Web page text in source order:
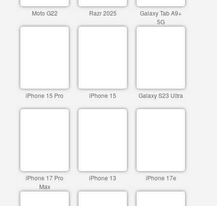
Moto G22 Razr 2025
Galaxy Tab A9+
5G
iPhone 15 Pro iPhone 15 Galaxy S23 Ultra
iPhone 17 Pro
Max
iPhone 13 iPhone 17e